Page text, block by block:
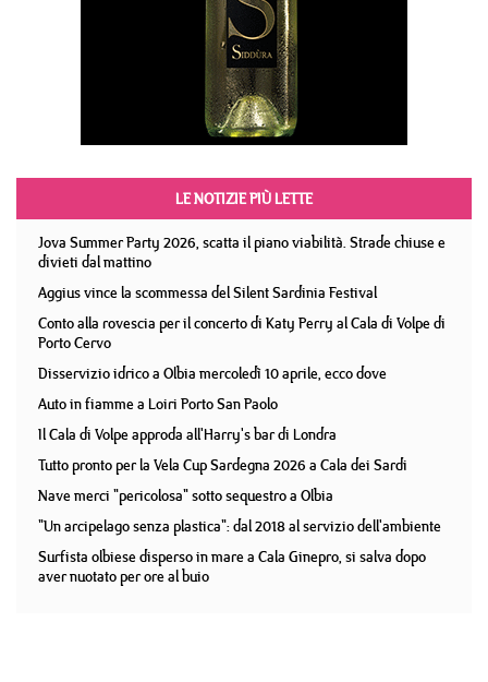
LE NOTIZIE PIÙ LETTE
Jova Summer Party 2026, scatta il piano viabilità. Strade chiuse e
divieti dal mattino
Aggius vince la scommessa del Silent Sardinia Festival
Conto alla rovescia per il concerto di Katy Perry al Cala di Volpe di
Porto Cervo
Disservizio idrico a Olbia mercoledì 10 aprile, ecco dove
Auto in fiamme a Loiri Porto San Paolo
Il Cala di Volpe approda all'Harry's bar di Londra
Tutto pronto per la Vela Cup Sardegna 2026 a Cala dei Sardi
Nave merci "pericolosa" sotto sequestro a Olbia
"Un arcipelago senza plastica": dal 2018 al servizio dell'ambiente
Surfista olbiese disperso in mare a Cala Ginepro, si salva dopo
aver nuotato per ore al buio